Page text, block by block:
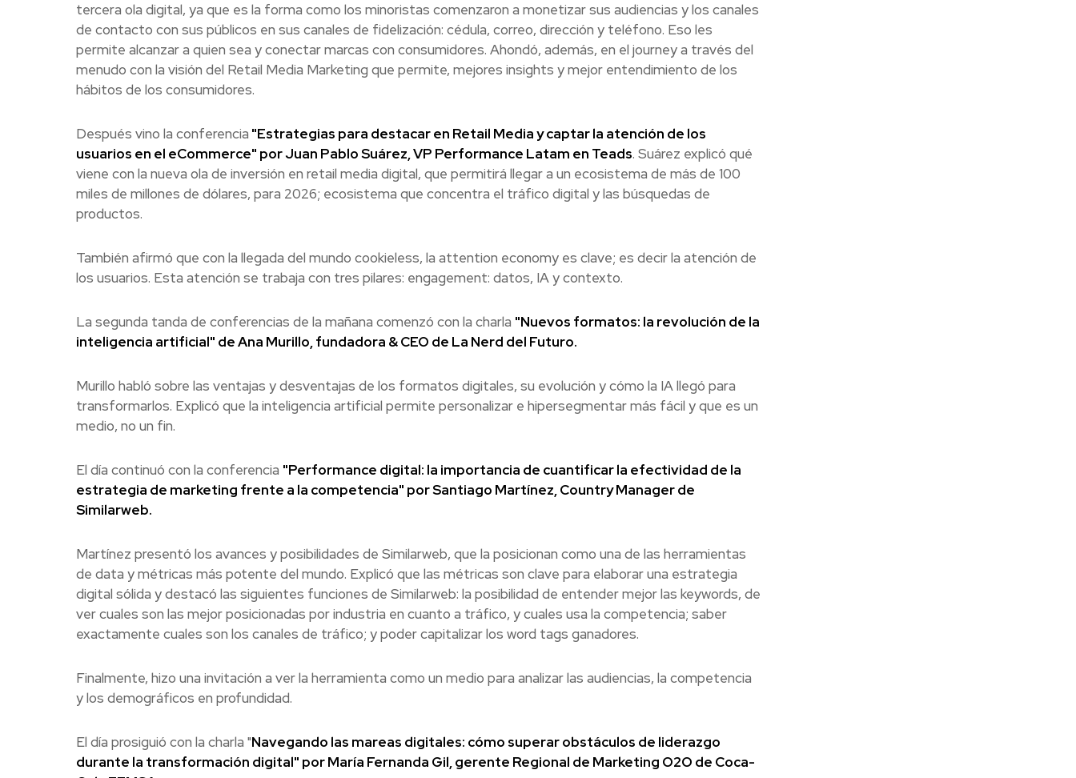
tercera ola digital, ya que es la forma como los minoristas comenzaron a monetizar sus audiencias y los canales
de contacto con sus públicos en sus canales de fidelización: cédula, correo, dirección y teléfono. Eso les
permite alcanzar a quien sea y conectar marcas con consumidores. Ahondó, además, en el journey a través del
menudo con la visión del Retail Media Marketing que permite, mejores insights y mejor entendimiento de los
hábitos de los consumidores.
Después vino la conferencia "Estrategias para destacar en Retail Media y captar la atención de los
usuarios en el eCommerce" por Juan Pablo Suárez, VP Performance Latam en Teads. Suárez explicó qué
viene con la nueva ola de inversión en retail media digital, que permitirá llegar a un ecosistema de más de 100
miles de millones de dólares, para 2026; ecosistema que concentra el tráfico digital y las búsquedas de
productos.
También afirmó que con la llegada del mundo cookieless, la attention economy es clave; es decir la atención de
los usuarios. Esta atención se trabaja con tres pilares: engagement: datos, IA y contexto.
La segunda tanda de conferencias de la mañana comenzó con la charla "Nuevos formatos: la revolución de la
inteligencia artificial" de Ana Murillo, fundadora & CEO de La Nerd del Futuro.
Murillo habló sobre las ventajas y desventajas de los formatos digitales, su evolución y cómo la IA llegó para
transformarlos. Explicó que la inteligencia artificial permite personalizar e hipersegmentar más fácil y que es un
medio, no un fin.
El día continuó con la conferencia "Performance digital: la importancia de cuantificar la efectividad de la
estrategia de marketing frente a la competencia" por Santiago Martínez, Country Manager de
Similarweb.
Martínez presentó los avances y posibilidades de Similarweb, que la posicionan como una de las herramientas
de data y métricas más potente del mundo. Explicó que las métricas son clave para elaborar una estrategia
digital sólida y destacó las siguientes funciones de Similarweb: la posibilidad de entender mejor las keywords, de
ver cuales son las mejor posicionadas por industria en cuanto a tráfico, y cuales usa la competencia; saber
exactamente cuales son los canales de tráfico; y poder capitalizar los word tags ganadores.
Finalmente, hizo una invitación a ver la herramienta como un medio para analizar las audiencias, la competencia
y los demográficos en profundidad.
El día prosiguió con la charla "Navegando las mareas digitales: cómo superar obstáculos de liderazgo
durante la transformación digital" por María Fernanda Gil, gerente Regional de Marketing O2O de Coca-